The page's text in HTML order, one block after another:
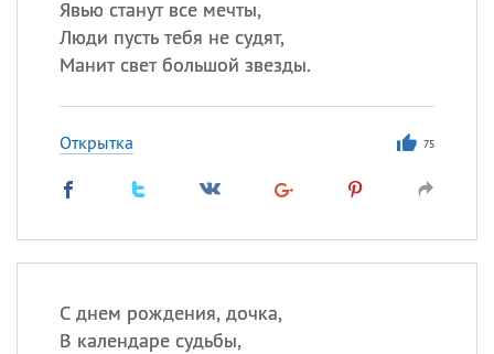
Явью станут все мечты,
Люди пусть тебя не судят,
Манит свет большой звезды.
Открытка 75
С днем рождения, дочка,
В календаре судьбы,